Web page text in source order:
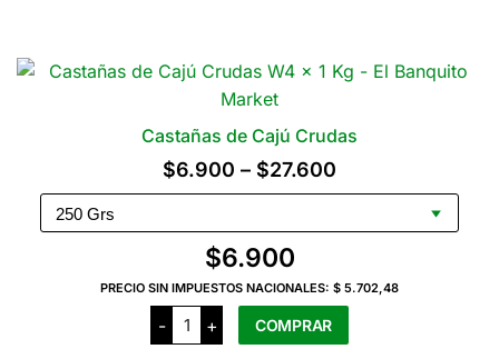
varias
variantes.
Las
opciones
se
elegir
en
la
página
del
Castañas de Cajú Crudas
$6.900 – $27.600
de
precios:
$6.900
$6.900
PRECIO SIN IMPUESTOS NACIONALES: $ 5.702,48
-
Castañas
de
Cajú
+ COMPRAR